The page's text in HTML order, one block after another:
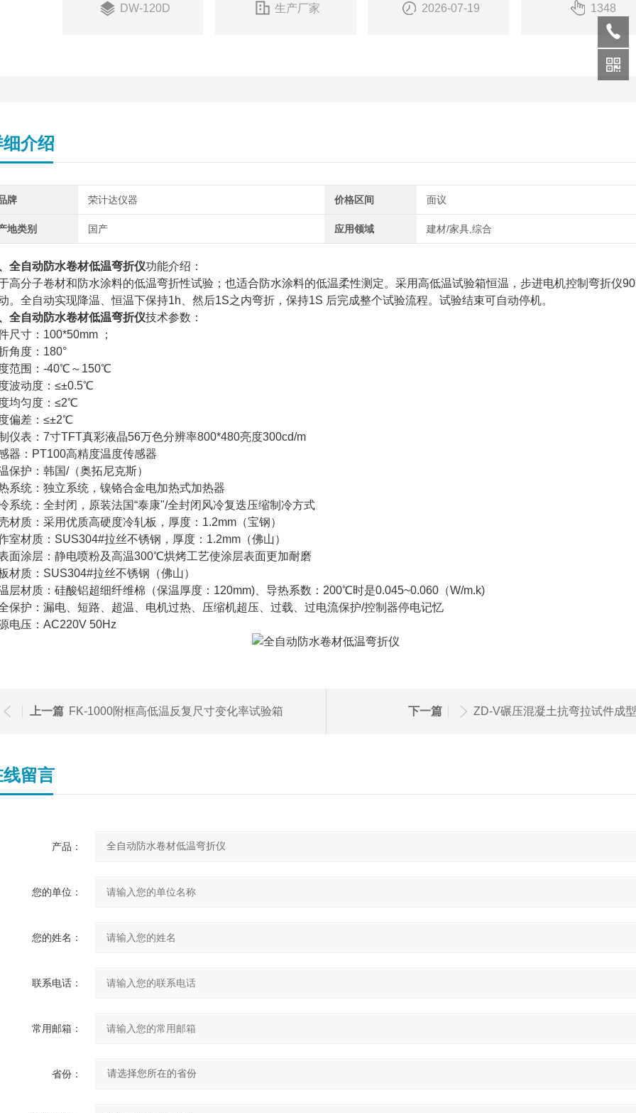
DW-120D 生产厂家 2026-07-19 1348
介绍
牌 荣计达仪器 价格区间 面议
地类别 国产 应用领域 建材/家具,综合
全自动防水卷材低温弯折仪功能介绍：
高分子卷材和防水涂料的低温弯折性试验；也适合防水涂料的低温柔性测定。采用高低温试验箱恒温，步进电机控制弯折仪
。全自动实现降温、恒温下保持1h、然后1S之内弯折，保持1S 后完成整个试验流程。试验结束可自动停机。
全自动防水卷材低温弯折仪技术参数：
尺寸：100*50mm ；
角度：180°
范围：-40℃～150℃
波动度：≤±0.5℃
均匀度：≤2℃
偏差：≤±2℃
仪表：7寸TFT真彩液晶56万色分辨率800*480亮度300cd/m
器：PT100高精度温度传感器
保护：韩国/（奥拓尼克斯）
系统：独立系统，镍铬合金电加热式加热器
系统：全封闭，原装法国“泰康"/全封闭风冷复迭压缩制冷方式
材质：采用优质高硬度冷轧板，厚度：1.2mm（宝钢）
室材质：SUS304#拉丝不锈钢，厚度：1.2mm（佛山）
面涂层：静电喷粉及高温300℃烘烤工艺使涂层表面更加耐磨
材质：SUS304#拉丝不锈钢（佛山）
层材质：硅酸铝超细纤维棉（保温厚度：120mm)、导热系数：200℃时是0.045~0.060（W/m.k)
保护：漏电、短路、超温、电机过热、压缩机超压、过载、过电流保护/控制器停电记忆
电压：AC220V 50Hz
上一篇 FK-1000附框高低温反复尺寸变化率试验箱 下一篇 ZD-V碾压混凝土抗弯拉试件成
线留言
产品：
您的单位：
您的姓名：
联系电话：
常用邮箱：
省份：